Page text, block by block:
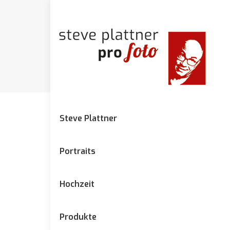
Steve Plattner
Portraits
Hochzeit
Produkte